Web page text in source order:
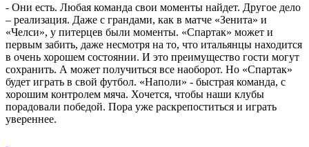
- Они есть. Любая команда свои моменты найдет. Другое дело
– реализация. Даже с грандами, как в матче «Зенита» и
«Челси», у питерцев были моменты. «Спартак» может и
первым забить, даже несмотря на то, что итальянцы находится
в очень хорошем состоянии. И это преимущество гости могут
сохранить. А может получиться все наоборот. Но «Спартак»
будет играть в свой футбол. «Наполи» - быстрая команда, с
хорошим контролем мяча. Хочется, чтобы наши клубы
порадовали победой. Пора уже раскрепоститься и играть
увереннее.